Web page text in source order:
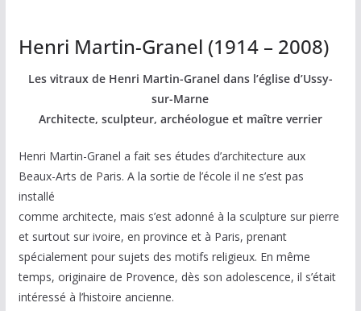
Henri Martin-Granel (1914 – 2008)
Les vitraux de Henri Martin-Granel dans l’église d’Ussy-
sur-Marne
Architecte, sculpteur, archéologue et maître verrier
Henri Martin-Granel a fait ses études d’architecture aux
Beaux-Arts de Paris. A la sortie de l’école il ne s’est pas
installé
comme architecte, mais s’est adonné à la sculpture sur pierre
et surtout sur ivoire, en province et à Paris, prenant
spécialement pour sujets des motifs religieux. En même
temps, originaire de Provence, dès son adolescence, il s’était
intéressé à l’histoire ancienne.